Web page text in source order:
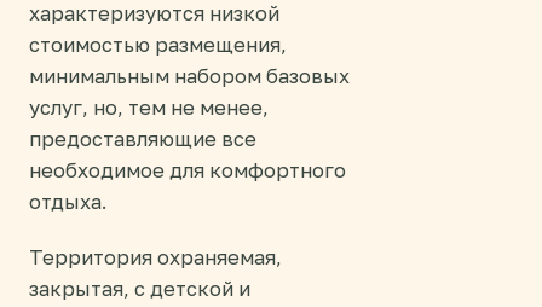
характеризуются низкой
стоимостью размещения,
минимальным набором базовых
услуг, но, тем не менее,
предоставляющие все
необходимое для комфортного
отдыха.
Территория охраняемая,
закрытая, с детской и